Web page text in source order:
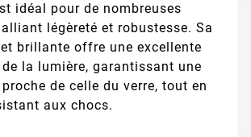
idéal pour de nombreuses
légèreté et robustesse. Sa
brillante offre une excellente
la lumière, garantissant une
de celle du verre, tout en
aux chocs.